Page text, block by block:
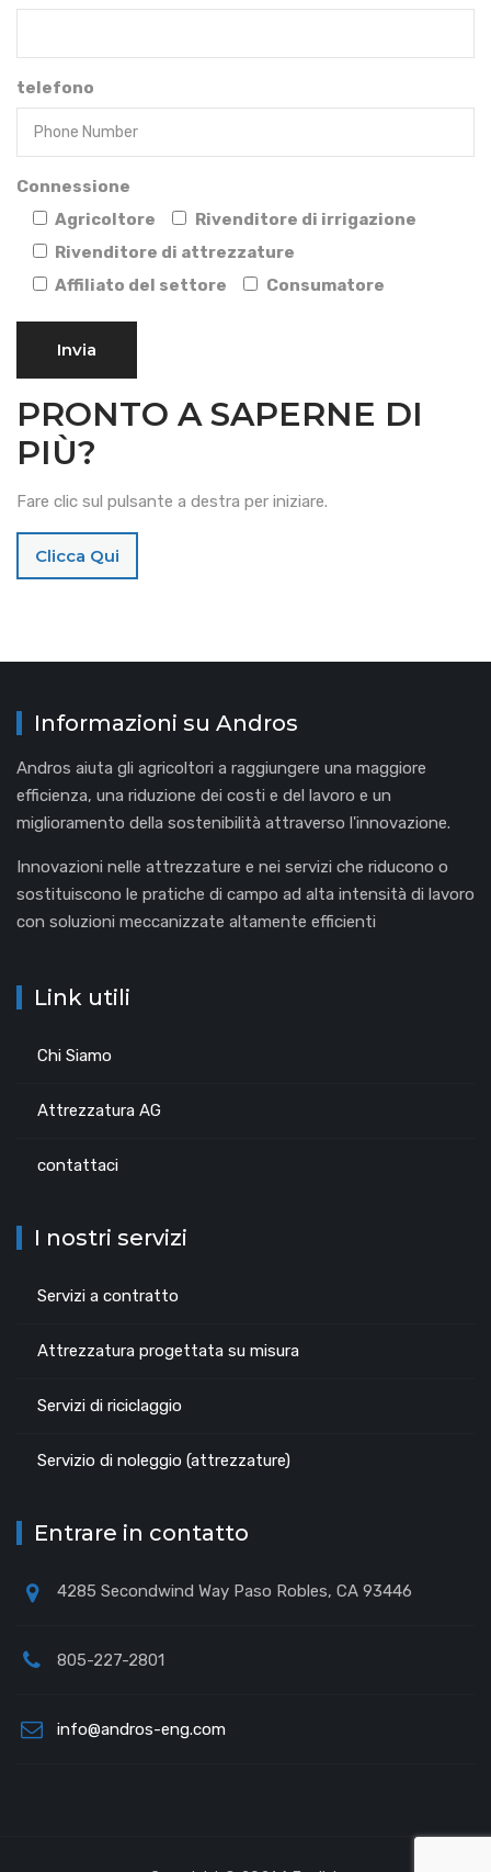
telefono
Connessione
Agricoltore
Rivenditore di irrigazione
Rivenditore di attrezzature
Affiliato del settore
Consumatore
PRONTO A SAPERNE DI
PIÙ?
Fare clic sul pulsante a destra per iniziare.
Clicca Qui
Informazioni su Andros
Andros aiuta gli agricoltori a raggiungere una maggiore
efficienza, una riduzione dei costi e del lavoro e un
miglioramento della sostenibilità attraverso l'innovazione.
Innovazioni nelle attrezzature e nei servizi che riducono o
sostituiscono le pratiche di campo ad alta intensità di lavoro
con soluzioni meccanizzate altamente efficienti
Link utili
Chi Siamo
Attrezzatura AG
contattaci
I nostri servizi
Servizi a contratto
Attrezzatura progettata su misura
Servizi di riciclaggio
Servizio di noleggio (attrezzature)
Entrare in contatto
4285 Secondwind Way Paso Robles, CA 93446
805-227-2801
info@andros-eng.com